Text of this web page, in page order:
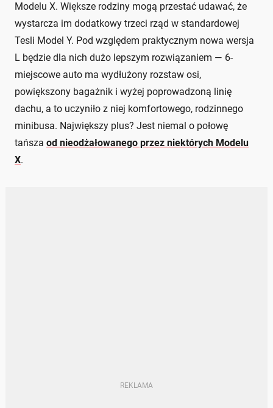
Modelu X. Większe rodziny mogą przestać udawać, że
wystarcza im dodatkowy trzeci rząd w standardowej
Tesli Model Y. Pod względem praktycznym nowa wersja
L będzie dla nich dużo lepszym rozwiązaniem — 6-
miejscowe auto ma wydłużony rozstaw osi,
powiększony bagażnik i wyżej poprowadzoną linię
dachu, a to uczyniło z niej komfortowego, rodzinnego
minibusa. Największy plus? Jest niemal o połowę
tańsza od nieodżałowanego przez niektórych Modelu
X.